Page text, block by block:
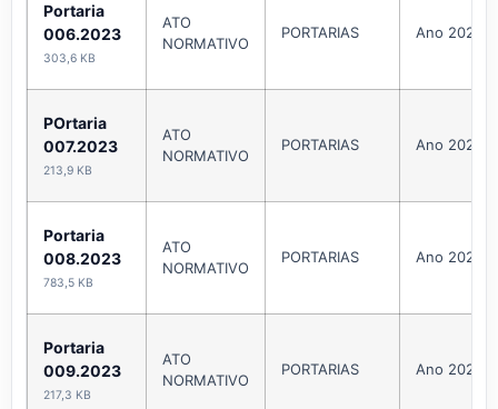
Portaria
006.2023
303,6 KB
ATO
NORMATIVO
PORTARIAS Ano 2023
POrtaria
007.2023
213,9 KB
ATO
NORMATIVO
PORTARIAS Ano 2023
Portaria
008.2023
783,5 KB
ATO
NORMATIVO
PORTARIAS Ano 2023
Portaria
009.2023
217,3 KB
ATO
NORMATIVO
PORTARIAS Ano 2023